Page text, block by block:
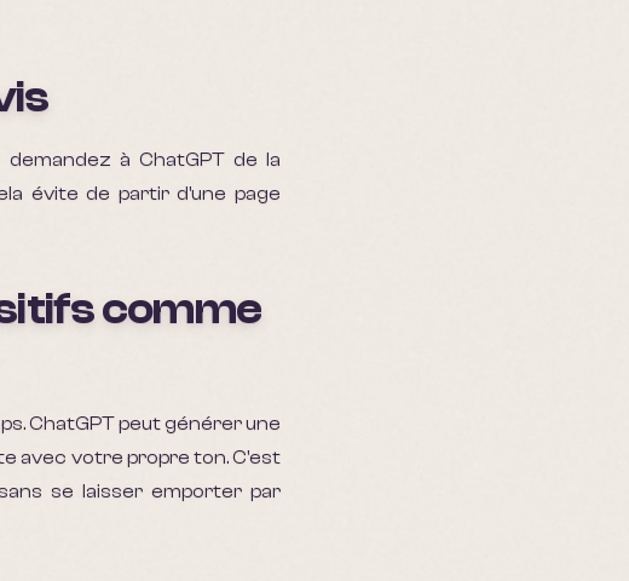
à ChatGPT de la
évite de partir d'une page
comme
ChatGPT peut générer une
avec votre propre ton. C'est
se laisser emporter par